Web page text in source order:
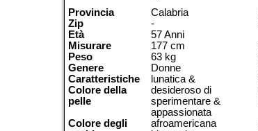
Provincia
Calabria
Zip
-
Età
57 Anni
Misurare
177 cm
Peso
63 kg
Genere
Donne
Caratteristiche
lunatica &
desideroso di
sperimentare &
appassionata
Colore della
pelle
afroamericana
Colore degli